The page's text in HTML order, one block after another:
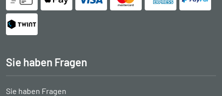
Sie haben Fragen
Sie haben Fragen